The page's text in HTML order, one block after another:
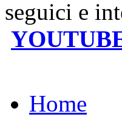
seguici e
Home